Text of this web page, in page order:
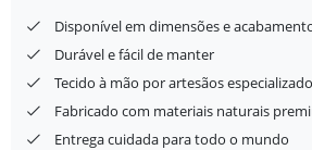
Disponível em dimensões e
Durável e fácil de manter
Tecido à mão por artesãos
Fabricado com materiais naturais
Entrega cuidada para todo o mundo